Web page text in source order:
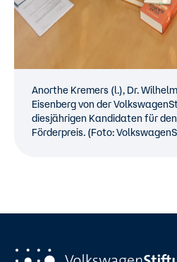
Anorthe Kremers (l.), Dr.
Eisenberg von der
diesjährigen Kandidaten für
Förderpreis. (Foto: